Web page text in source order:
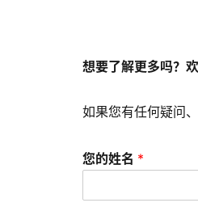
想要了解更多吗？
如果您有任何疑问
您的姓名 *